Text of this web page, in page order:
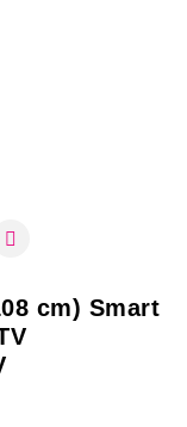
cm) Smart